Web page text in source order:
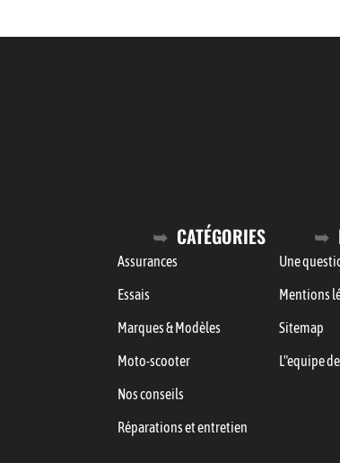
CATÉGORIES
Assurances
Essais
Marques & Modèles
Moto-scooter
Nos conseils
Réparations et entretien
Une
Mentions
Sitemap
L"equipe